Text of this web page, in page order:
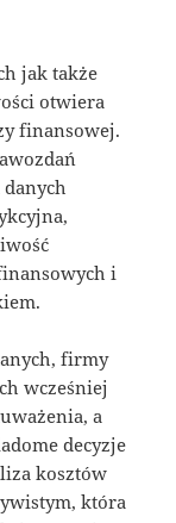
jak także
otwiera
finansowej.
i
firmy
wcześniej
a
decyzje
kosztów
która